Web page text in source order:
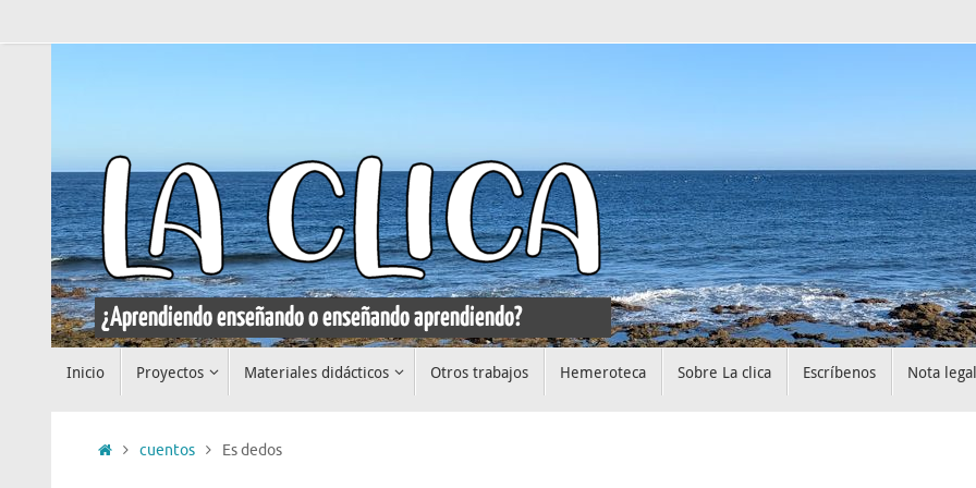
al
Inicio Proyectos Materiales didácticos Otros trabajos Hemeroteca Sobre La clica Escríbenos Nota legal
Iniciocuentos Es dedos